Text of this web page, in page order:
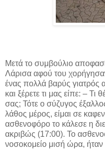
Μετά το συμβούλιο
Λάρισα αφού του
ένας πολλά βαρύς γιατρός
και ξέρετε τι μας είπε: – Τι
σας; Τότε ο σύζυγος
λάθος μέρος, είμαι σε
ασθενοφόρο το κάλεσε η
ακριβώς (17:00). Το
νοσοκομείο μισή ώρα, ήταν